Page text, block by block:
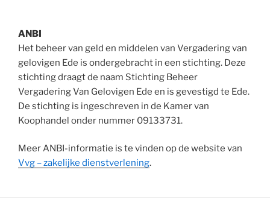
ANBI
Het beheer van geld en middelen van Vergadering van
gelovigen Ede is ondergebracht in een stichting. Deze
stichting draagt de naam Stichting Beheer
Vergadering Van Gelovigen Ede en is gevestigd te Ede.
De stichting is ingeschreven in de Kamer van
Koophandel onder nummer 09133731.
Meer ANBI-informatie is te vinden op de website van
Vvg – zakelijke dienstverlening.